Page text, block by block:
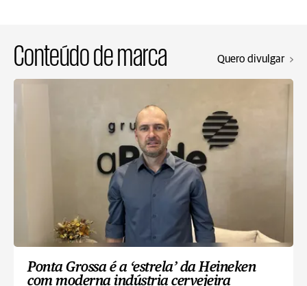
Conteúdo de marca Quero divulgar
Ponta Grossa é a ‘estrela’ da Heineken
com moderna indústria cervejeira